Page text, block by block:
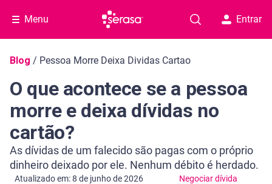
Menu Entrar
Navegação do blog
Blog / Pessoa Morre Deixa Dividas Cartao
O que acontece se a pessoa
morre e deixa dívidas no
cartão?
As dívidas de um falecido são pagas com o próprio
dinheiro deixado por ele. Nenhum débito é herdado.
Atualizado em: 8 de junho de 2026 Negociar dívida
Categoria Negociar dívida
Tempo de leitura: 13 minutos